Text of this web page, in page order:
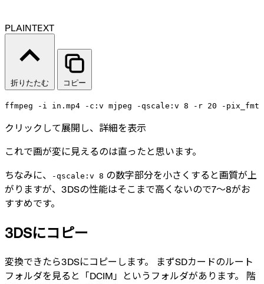
PLAINTEXT
折りたたむ コピー
ffmpeg -i in.mp4 -c:v mjpeg -qscale:v 8 -r 20 -pix_fmt
クリックして展開し、詳細を表示
これで画が変に見えるのは直ったと思います。
ちなみに、 -qscale:v 8 の数字部分を小さくすると画質が上
がりますが、3DSの性能はそこまで高くないので7〜8がお
すすめです。
3DSにコピー
変換できたら3DSにコピーします。 まずSDカードのルート
フォルダを見ると「DCIM」というフォルダがあります。 階